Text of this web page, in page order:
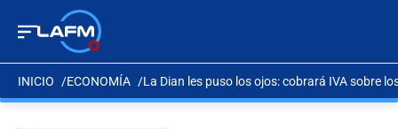
INICIO ECONOMÍA La Dian les puso los ojos: cobrará IVA sobre